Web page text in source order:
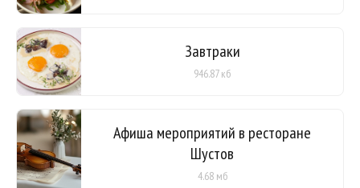
Завтраки
946.87 кб
Афиша мероприятий в ресторане
Шустов
4.68 мб